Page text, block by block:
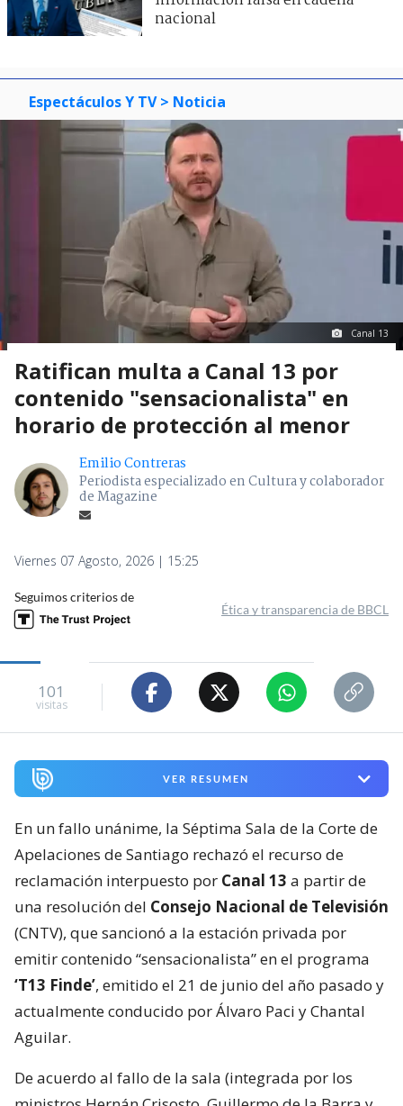
nacional
Espectáculos Y TV > Noticia
Canal 13
Ratifican multa a Canal 13 por
contenido "sensacionalista" en
horario de protección al menor
Emilio Contreras
Periodista especializado en Cultura y colaborador
de Magazine
Viernes 07 Agosto, 2026 | 15:25
Seguimos criterios de
Ética y transparencia de BBCL
101
visitas
VER RESUMEN
En un fallo unánime, la Séptima Sala de la Corte de
Apelaciones de Santiago rechazó el recurso de
reclamación interpuesto por Canal 13 a partir de
una resolución del Consejo Nacional de Televisión
(CNTV), que sancionó a la estación privada por
emitir contenido “sensacionalista” en el programa
‘T13 Finde’, emitido el 21 de junio del año pasado y
actualmente conducido por Álvaro Paci y Chantal
Aguilar.
De acuerdo al fallo de la sala (integrada por los